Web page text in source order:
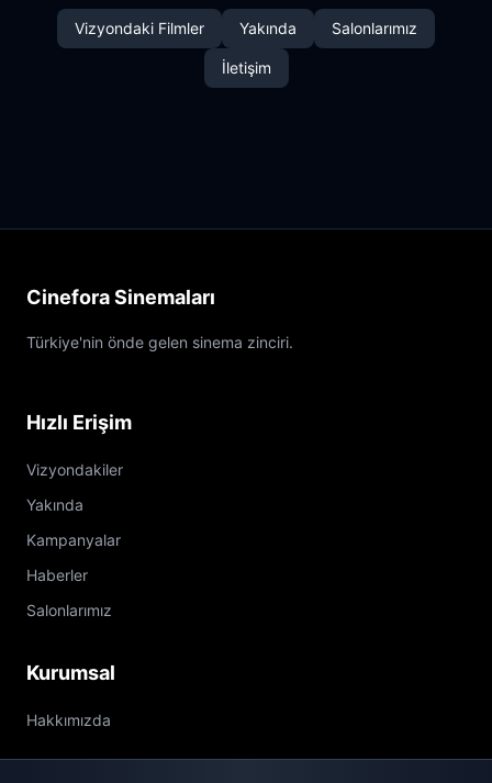
Vizyondaki Filmler Yakında Salonlarımız
İletişim
Cinefora Sinemaları
Türkiye'nin önde gelen sinema zinciri.
Hızlı Erişim
Vizyondakiler
Yakında
Kampanyalar
Haberler
Salonlarımız
Kurumsal
Hakkımızda